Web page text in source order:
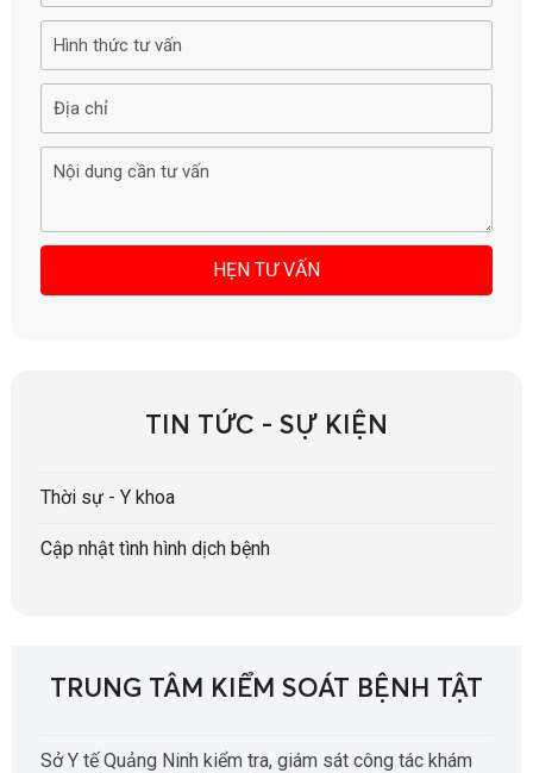
TIN TỨC - SỰ KIỆN
Thời sự - Y khoa
Cập nhật tình hình dịch bệnh
TRUNG TÂM KIỂM SOÁT BỆNH TẬT
Sở Y tế Quảng Ninh kiểm tra, giám sát công tác khám